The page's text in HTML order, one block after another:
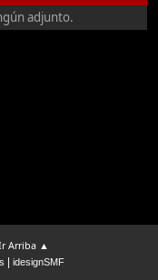
adjunto.
Arriba ▲
idesignSMF